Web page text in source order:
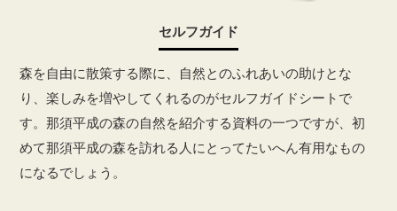
セルフガイド
森を自由に散策する際に、自然とのふれあいの助けとな
り、楽しみを増やしてくれるのがセルフガイドシートで
す。那須平成の森の自然を紹介する資料の一つですが、初
めて那須平成の森を訪れる人にとってたいへん有用なもの
になるでしょう。